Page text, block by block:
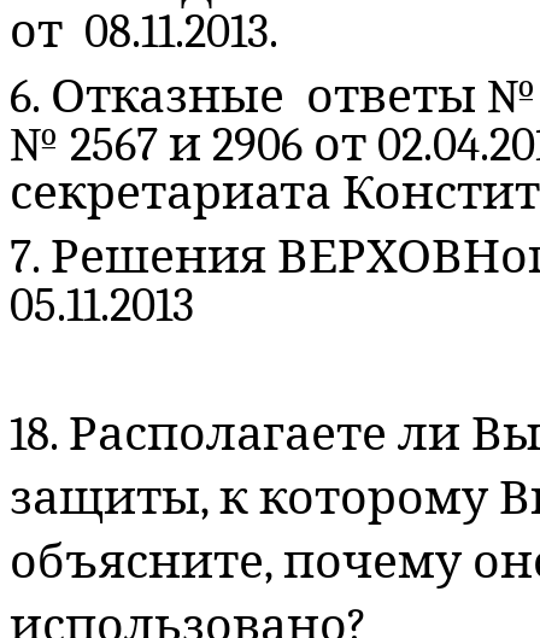
от 08.11.2013.
6. Отказные ответы №
№ 2567 и 2906 от
секретариата
7. Решения
05.11.2013
18. Располагаете ли
защиты, к которому
объясните, почему
использовано?